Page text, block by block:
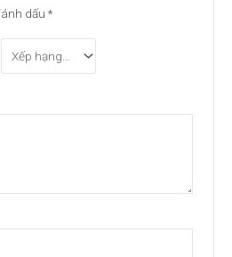
dấu *